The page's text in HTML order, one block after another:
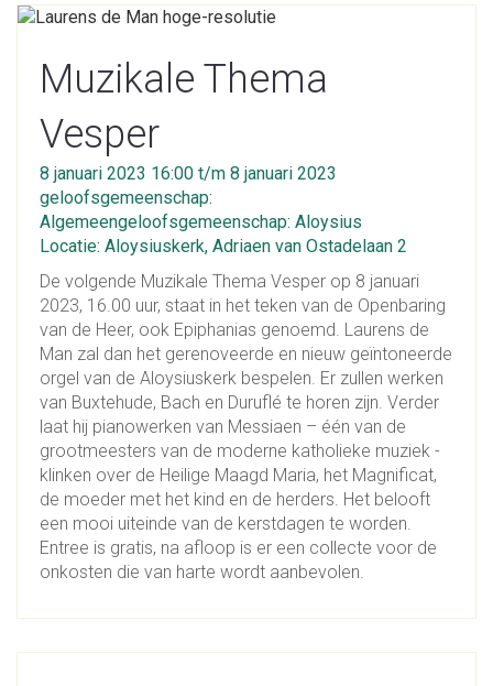
Muzikale Thema
Vesper
8 januari 2023 16:00 t/m 8 januari 2023
geloofsgemeenschap:
Algemeengeloofsgemeenschap: Aloysius
Locatie: Aloysiuskerk, Adriaen van Ostadelaan 2
De volgende Muzikale Thema Vesper op 8 januari
2023, 16.00 uur, staat in het teken van de Openbaring
van de Heer, ook Epiphanias genoemd. Laurens de
Man zal dan het gerenoveerde en nieuw geïntoneerde
orgel van de Aloysiuskerk bespelen. Er zullen werken
van Buxtehude, Bach en Duruflé te horen zijn. Verder
laat hij pianowerken van Messiaen – één van de
grootmeesters van de moderne katholieke muziek -
klinken over de Heilige Maagd Maria, het Magnificat,
de moeder met het kind en de herders. Het belooft
een mooi uiteinde van de kerstdagen te worden.
Entree is gratis, na afloop is er een collecte voor de
onkosten die van harte wordt aanbevolen.